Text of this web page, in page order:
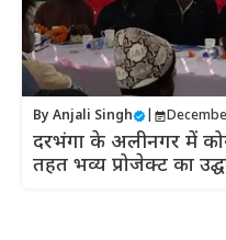
By Anjali Singh
दरभंगा के अलीनगर में
तहत भव्य प्रोजेक्ट का